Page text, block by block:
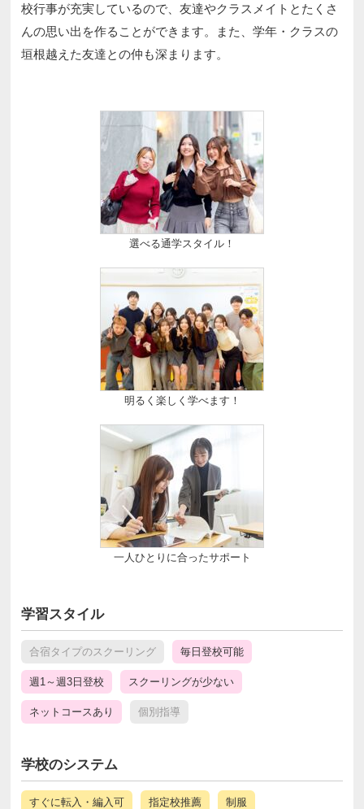
校行事が充実しているので、友達やクラスメイトとたくさ
んの思い出を作ることができます。また、学年・クラスの
垣根越えた友達との仲も深まります。
選べる通学スタイル！
明るく楽しく学べます！
一人ひとりに合ったサポート
学習スタイル
合宿タイプのスクーリング 毎日登校可能
週1～週3日登校 スクーリングが少ない
ネットコースあり 個別指導
学校のシステム
すぐに転入・編入可 指定校推薦 制服